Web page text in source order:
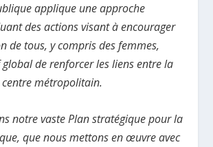
applique une approche
des actions visant à encourager
de tous, y compris des femmes,
global de renforcer les liens entre la
métropolitain.
notre vaste Plan stratégique pour la
que nous mettons en œuvre avec